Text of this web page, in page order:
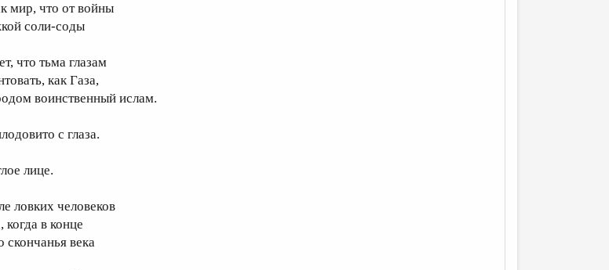
мир, что от войны
соли-соды
что тьма глазам
как Газа,
воинственный ислам.
с глаза.
лице.
ловких человеков
когда в конце
века